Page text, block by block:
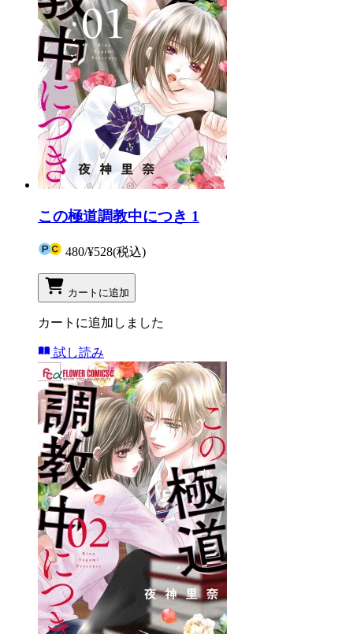
この極道調教中につき 1
480/¥528(税込)
カートに追加
カートに追加しました
試し読み